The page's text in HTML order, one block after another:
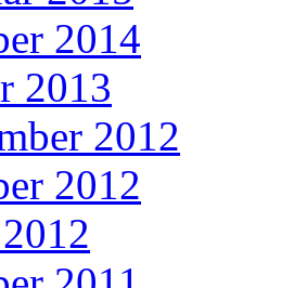
2014
2013
2012
2012